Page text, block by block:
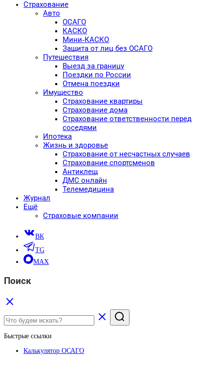
Страхование
Авто
ОСАГО
КАСКО
Мини-КАСКО
Защита от лиц без ОСАГО
Путешествия
Выезд за границу
Поездки по России
Отмена поездки
Имущество
Страхование квартиры
Страхование дома
Страхование ответственности перед
соседями
Ипотека
Жизнь и здоровье
Страхование от несчастных случаев
Страхование спортсменов
Антиклещ
ДМС онлайн
Телемедицина
Журнал
Ещё
Страховые компании
ВК
TG
MAX
Поиск
Быстрые ссылки
Калькулятор ОСАГО